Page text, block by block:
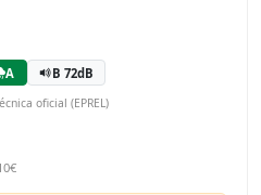
A B 72dB
oficial (EPREL)